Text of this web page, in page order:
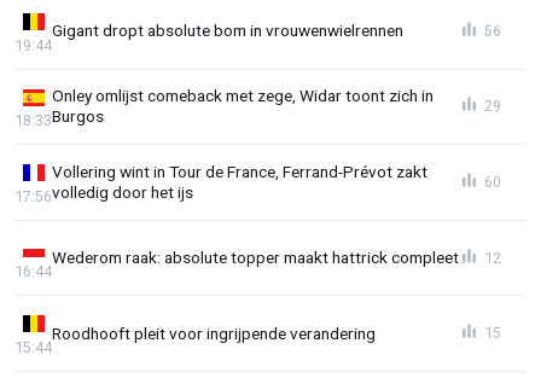
Gigant dropt absolute bom in vrouwenwielrennen
19:44
56
Onley omlijst comeback met zege, Widar toont zich in
Burgos
18:33
29
Vollering wint in Tour de France, Ferrand-Prévot zakt
volledig door het ijs
17:56
60
Wederom raak: absolute topper maakt hattrick compleet
16:44
12
Roodhooft pleit voor ingrijpende verandering
15:44
15